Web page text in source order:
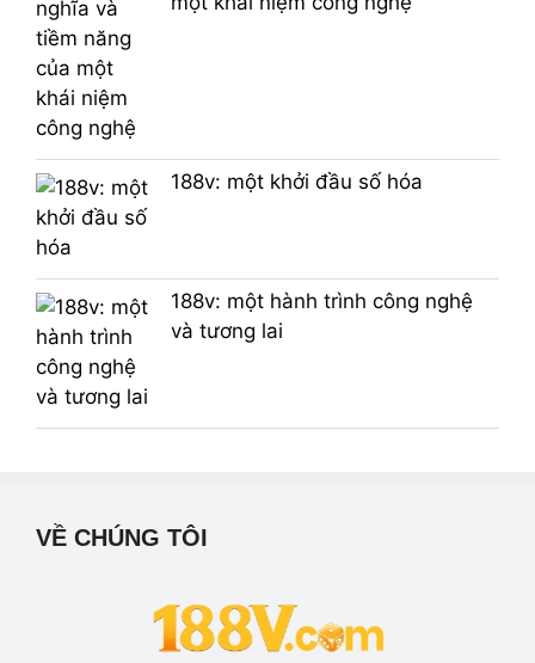
188v: một khởi đầu số hóa
188v: một hành trình công nghệ
và tương lai
VỀ CHÚNG TÔI